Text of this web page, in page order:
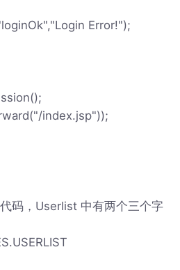
Error!");
index.jsp"));
码，Userlist 中有两个三个字